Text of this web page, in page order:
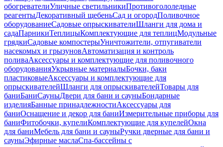
обогревателиУличные светильникиПротивогололедные
реагентыДекоративный щебеньСад и огородПоливочное
оборудованиеСадовые опрыскивателиШланги для дома и
садаПарникиТеплицыКомплектующие для теплицМодульные
грядкиСадовые компостерыУничтожители, отпугиватели
насекомых и грызуновАвтоматизация и контроль
поливаАксессуары и комплектующие для поливочного
оборудованияУкрывные материалыБочки, баки
пластиковыеАксессуары и комплектующие для
опрыскивателейШланги для опрыскивателейТовары для
баниБаниСауныДвери для бани и сауныБондарные
изделияБанные принадлежностиАксессуары для
баниОснащение и декор для баниИзмерительные приборы для
баниФитобочки, купелиКомплектующие для купелейОкна
для баниМебель для бани и сауныРучки дверные для бани и
сауныЭфирные маслаСпа-бассейны с